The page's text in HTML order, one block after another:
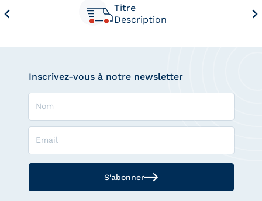
Titre
Description
Inscrivez-vous à notre newsletter
S'abonner